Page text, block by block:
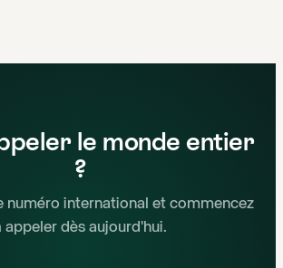
le monde entier
?
numéro international et commencez
appeler dès aujourd'hui.